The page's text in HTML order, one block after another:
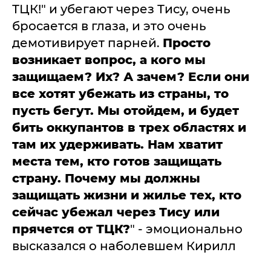
ТЦК!" и убегают через Тису, очень
бросается в глаза, и это очень
демотивирует парней. Просто
возникает вопрос, а кого мы
защищаем? Их? А зачем? Если они
все хотят убежать из страны, то
пусть бегут. Мы отойдем, и будет
бить оккупантов в трех областях и
там их удерживать. Нам хватит
места тем, кто готов защищать
страну. Почему мы должны
защищать жизни и жилье тех, кто
сейчас убежал через Тису или
прячется от ТЦК?" - эмоционально
высказался о наболевшем Кирилл